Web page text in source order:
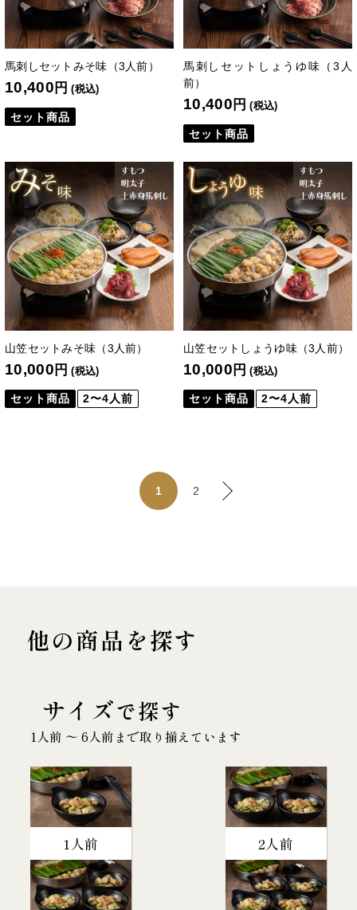
馬刺しセットみそ味（3人前）
10,400 円 (税込)
セット商品
馬刺しセットしょうゆ味（3人
前）
10,400 円 (税込)
セット商品
山笠セットみそ味（3人前）
10,000 円 (税込)
セット商品 2〜4人前
山笠セットしょうゆ味（3人前）
10,000 円 (税込)
セット商品 2〜4人前
1 2
他の商品を探す
サイズで探す
1人前 〜 6人前まで取り揃えています
1人前 2人前